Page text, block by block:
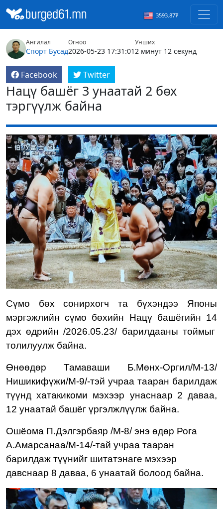
3593.87₮
Ангилал
Спорт Бусад
Огноо
2026-05-23 17:31:01
Унших
2 минут 12 секунд
Facebook Twitter
Нацү башёг 3 унаатай 2 бөх
тэргүүлж байна
Сүмо бөх
сонирхогч та бүхэндээ Японы
мэргэжлийн сүмо бөхийн Нацү башёгийн 14
дэх өдрийн/2026.05.23/ барилдааны тоймыг
толилуулж байна.
Өнөөдөр Тамаваши Б.Мөнх-Оргил/М-13/
Нишикифүжи/М-9/-тэй учраа тааран барилдаж
түүнд хатакикоми мэхээр унаснаар 2 даваа,
12 унаатай башёг үргэлжлүүлж байна.
Ошёома П.Дэлгэрбаяр /М-8/ энэ өдөр Рога
А.Амарсанаа/М-14/-тай учраа тааран
барилдаж түүнийг шитатэнаге мэхээр
давснаар 8 даваа, 6 унаатай болоод байна.